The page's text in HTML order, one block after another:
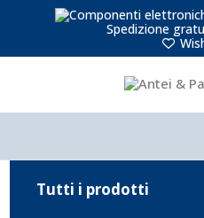
Spedizione
Tutti i prodotti